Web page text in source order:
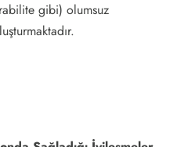
gibi) olumsuz